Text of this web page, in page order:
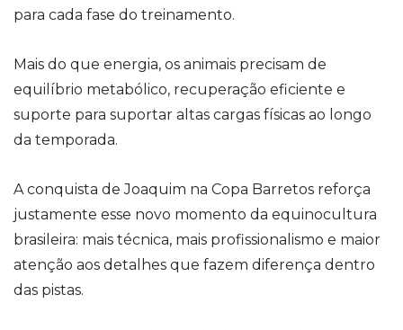
para cada fase do treinamento.
Mais do que energia, os animais precisam de
equilíbrio metabólico, recuperação eficiente e
suporte para suportar altas cargas físicas ao longo
da temporada.
A conquista de Joaquim na Copa Barretos reforça
justamente esse novo momento da equinocultura
brasileira: mais técnica, mais profissionalismo e maior
atenção aos detalhes que fazem diferença dentro
das pistas.